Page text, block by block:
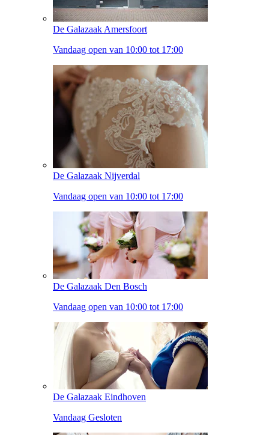
De Galazaak Amersfoort
Vandaag open van 10:00 tot 17:00
De Galazaak Nijverdal
Vandaag open van 10:00 tot 17:00
De Galazaak Den Bosch
Vandaag open van 10:00 tot 17:00
De Galazaak Eindhoven
Vandaag Gesloten